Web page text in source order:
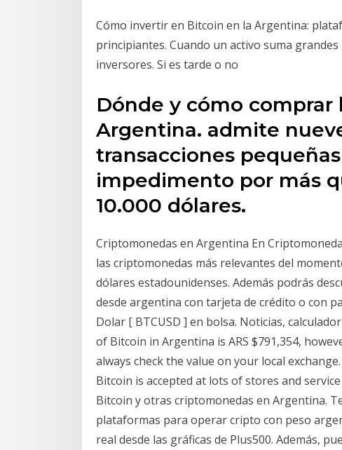
Cómo invertir en Bitcoin en la Argentina:
principiantes. Cuando un activo suma
inversores. Si es tarde o no
Dónde y cómo comprar
Argentina. admite
transacciones
impedimento por más
10.000 dólares.
Criptomonedas en Argentina En
las criptomonedas más relevantes del
dólares estadounidenses. Además podrás
desde argentina con tarjeta de crédito o con
Dolar [ BTCUSD ] en bolsa. Noticias,
of Bitcoin in Argentina is ARS $791,354,
always check the value on your local
Bitcoin is accepted at lots of stores and
Bitcoin y otras criptomonedas en Argentina.
plataformas para operar cripto con peso
real desde las gráficas de Plus500. Además,